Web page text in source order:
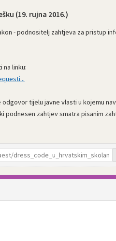
(19. rujna 2016.)
- podnositelj zahtjeva za pristup
na linku:
tijelu javne vlasti u kojemu
podnesen zahtjev smatra pisanim